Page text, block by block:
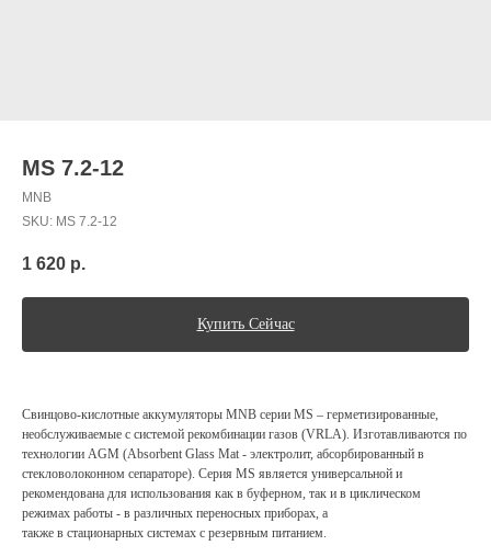
MS 7.2-12
MNB
SKU: MS 7.2-12
1 620 р.
Купить Сейчас
Свинцово-кислотные аккумуляторы МNВ серии МЅ – герметизированные,
необслуживаемые с системой рекомбинации газов (VRLA). Изготавливаются по
технологии AGM (Absorbent Glass Mat - электролит, абсорбированный в
стекловолоконном сепараторе). Серия МЅ является универсальной и
рекомендована для использования как в буферном, так и в циклическом
режимах работы - в различных переносных приборах, а
также в стационарных системах с резервным питанием.